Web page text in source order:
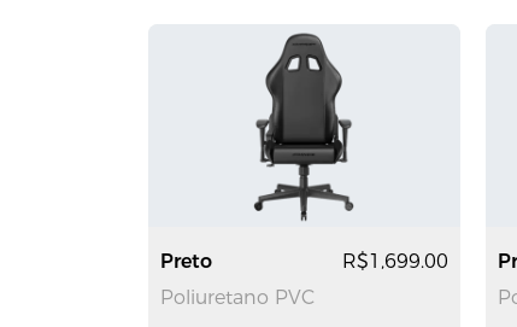
Preto
Poliuretano PVC
R$1,699.00